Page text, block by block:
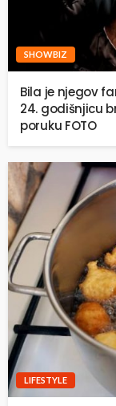
SHOWBIZ
Bila je njegov
24. godišnjicu
poruku FOTO
LIFESTYLE